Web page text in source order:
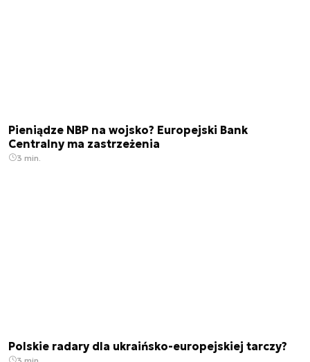
Pieniądze NBP na wojsko? Europejski Bank
Centralny ma zastrzeżenia
3 min.
Polskie radary dla ukraińsko-europejskiej tarczy?